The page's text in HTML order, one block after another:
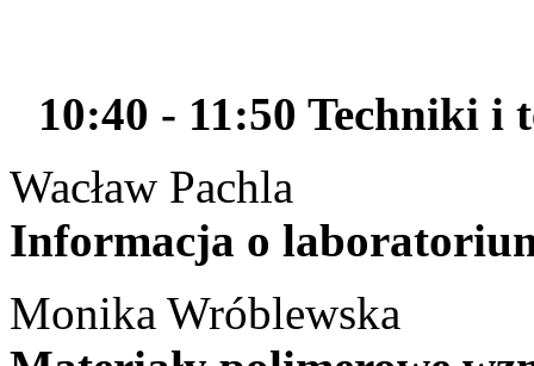
10:40 - 11:50 Techniki i
Wacław Pachla
Informacja o
Monika Wróblewska